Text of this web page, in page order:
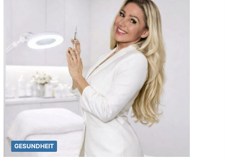
GESUNDHEIT